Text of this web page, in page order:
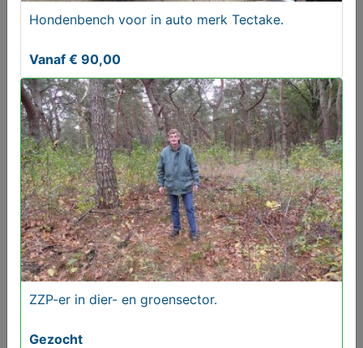
Hondenbench voor in auto merk Tectake.
Vanaf € 90,00
Hondenbench voor in auto merk Tectake.
Vanaf € 90,00
ZZP-er in dier- en groensector.
Gezocht